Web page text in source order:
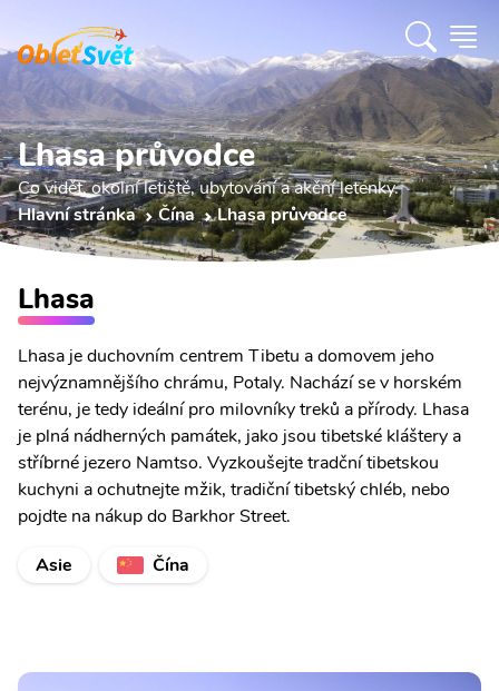
Lhasa průvodce
Co vidět, okolní letiště, ubytování a akční letenky.
Hlavní stránka
Čína Lhasa průvodce
Lhasa
Lhasa je duchovním centrem Tibetu a domovem jeho
nejvýznamnějšího chrámu, Potaly. Nachází se v horském
terénu, je tedy ideální pro milovníky treků a přírody. Lhasa
je plná nádherných památek, jako jsou tibetské kláštery a
stříbrné jezero Namtso. Vyzkoušejte tradční tibetskou
kuchyni a ochutnejte mžik, tradiční tibetský chléb, nebo
pojdte na nákup do Barkhor Street.
Asie
Čína